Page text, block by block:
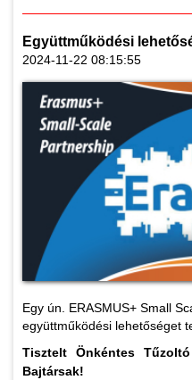
Együttműködési
2024-11-22 08:15:55
Egy ún. ERASMUS+ Small
együttműködési lehetőséget
Tisztelt Önkéntes
Bajtársak!